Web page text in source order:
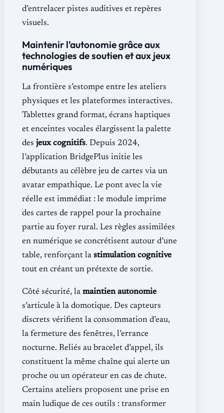
d’entrelacer pistes auditives et repères
visuels.
Maintenir l’autonomie grâce aux
technologies de soutien et aux jeux
numériques
La frontière s’estompe entre les ateliers
physiques et les plateformes interactives.
Tablettes grand format, écrans haptiques
et enceintes vocales élargissent la palette
des jeux cognitifs. Depuis 2024,
l’application BridgePlus initie les
débutants au célèbre jeu de cartes via un
avatar empathique. Le pont avec la vie
réelle est immédiat : le module imprime
des cartes de rappel pour la prochaine
partie au foyer rural. Les règles assimilées
en numérique se concrétisent autour d’une
table, renforçant la stimulation cognitive
tout en créant un prétexte de sortie.
Côté sécurité, la maintien autonomie
s’articule à la domotique. Des capteurs
discrets vérifient la consommation d’eau,
la fermeture des fenêtres, l’errance
nocturne. Reliés au bracelet d’appel, ils
constituent la même chaîne qui alerte un
proche ou un opérateur en cas de chute.
Certains ateliers proposent une prise en
main ludique de ces outils : transformer